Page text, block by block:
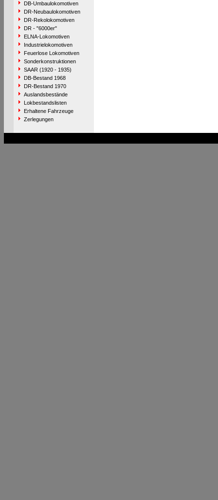
DB-Umbaulokomotiven
DR-Neubaulokomotiven
DR-Rekolokomotiven
DR - "6000er"
ELNA-Lokomotiven
Industrielokomotiven
Feuerlose Lokomotiven
Sonderkonstruktionen
SAAR (1920 - 1935)
DB-Bestand 1968
DR-Bestand 1970
Auslandsbestände
Lokbestandslisten
Erhaltene Fahrzeuge
Zerlegungen